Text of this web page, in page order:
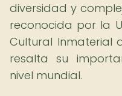
diversidad y
reconocida por la
Cultural Inmaterial
resalta su
nivel mundial.